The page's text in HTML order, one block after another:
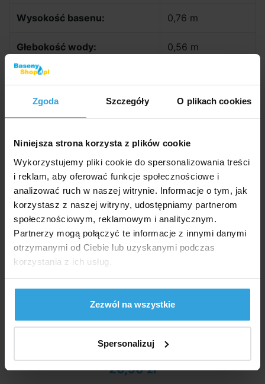
Zgoda Szczegóły O plikach cookies
Niniejsza strona korzysta z plików cookie
Wykorzystujemy pliki cookie do spersonalizowania treści
i reklam, aby oferować funkcje społecznościowe i
analizować ruch w naszej witrynie. Informacje o tym, jak
korzystasz z naszej witryny, udostępniamy partnerom
społecznościowym, reklamowym i analitycznym.
Partnerzy mogą połączyć te informacje z innymi danymi
otrzymanymi od Ciebie lub uzyskanymi podczas
korzystania z ich usług.
Zezwól na wszystkie
Spersonalizuj
Wysokość basenu: 0,76 m
Głebokość wody: 0,56 m
Objętość:
Całorocznie: nie
Zalecane akcesoria (5)
Przykrycie basenowe INTEX o średnicy 2,44 m - lekkie
Niedostępne
20,90 zł